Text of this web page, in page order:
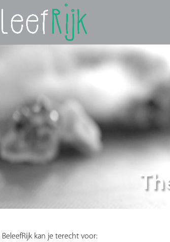
BeleefRijk kan je terecht voor: